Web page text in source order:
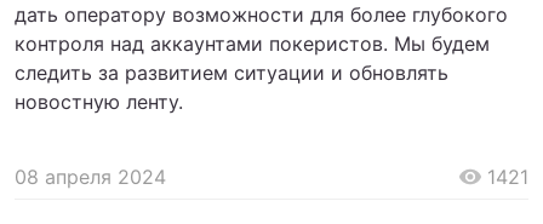
дать оператору возможности для более глубокого
контроля над аккаунтами покеристов. Мы будем
следить за развитием ситуации и обновлять
новостную ленту.
08 апреля 2024 1421